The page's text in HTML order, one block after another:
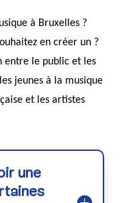
à Bruxelles ?
en créer un ?
entre le public et les
jeunes à la musique
et les artistes
une